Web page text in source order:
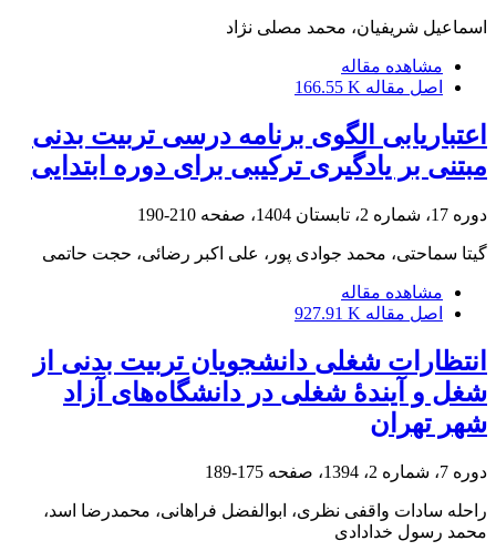
اسماعیل شریفیان، محمد مصلی نژاد
مشاهده مقاله
اصل مقاله 166.55 K
اعتباریابی الگوی برنامه درسی تربیت بدنی
مبتنی بر یادگیری ترکیبی برای دوره ابتدایی
دوره 17، شماره 2، تابستان 1404، صفحه 210-190
گیتا سماحتی، محمد جوادی پور، علی اکبر رضائی، حجت حاتمی
مشاهده مقاله
اصل مقاله 927.91 K
انتظارات شغلی دانشجویان تربیت ‌بدنی از
شغل و آیندۀ شغلی‌ در دانشگاه‌های آزاد
شهر تهران
دوره 7، شماره 2، 1394، صفحه 175-189
راحله سادات واقفی نظری، ابوالفضل فراهانی، محمدرضا اسد،
محمد رسول خدادادی